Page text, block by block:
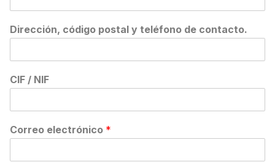
Dirección, código postal y teléfono de contacto.
CIF / NIF
Correo electrónico *